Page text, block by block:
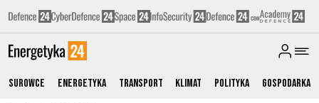
Surowce Energetyka Transport Klimat Polityka Gospodarka